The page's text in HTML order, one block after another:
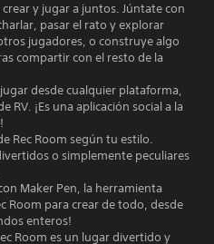
y jugar a juntos. Júntate con
pasar el rato y explorar
jugadores, o construye algo
compartir con el resto de la
desde cualquier plataforma,
¡Es una aplicación social a la
Rec Room según tu estilo.
o simplemente peculiares
Maker Pen, la herramienta
Room para crear de todo, desde
enteros!
Room es un lugar divertido y